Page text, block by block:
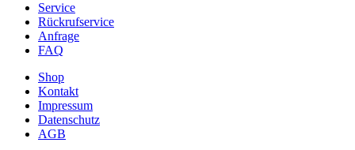
Service
Rückrufservice
Anfrage
FAQ
Shop
Kontakt
Impressum
Datenschutz
AGB